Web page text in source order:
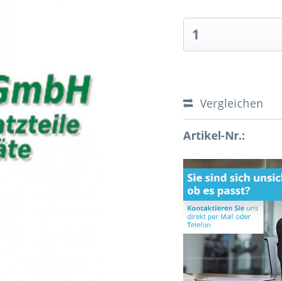
Vergleichen
Artikel-Nr.: